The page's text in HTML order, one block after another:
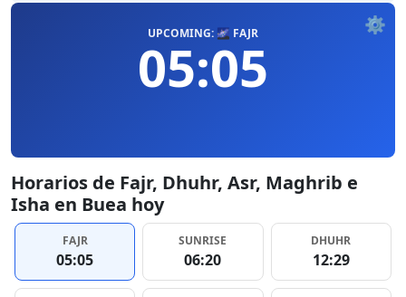
⚙️
UPCOMING: 🌌 FAJR
05:05
Horarios de Fajr, Dhuhr, Asr, Maghrib e
Isha en Buea hoy
FAJR
05:05
SUNRISE
06:20
DHUHR
12:29